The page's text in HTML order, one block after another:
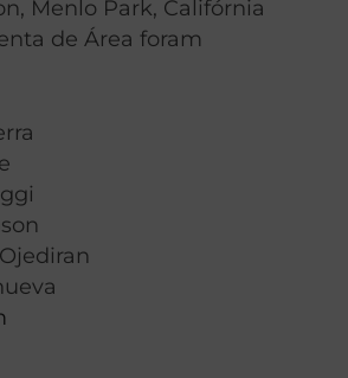
Menlo Park, Califórnia
de Área foram